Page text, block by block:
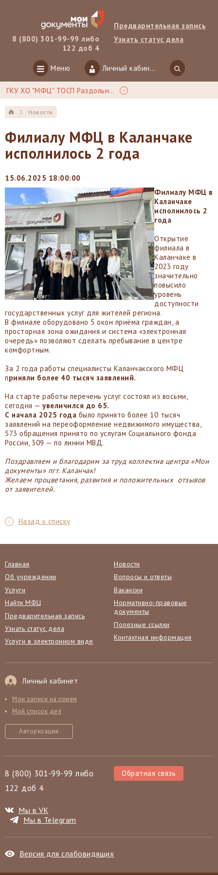
8 (800) 301-99-99 либо
122 доб 4
Предварительная запись
Узнать статус дела
Меню Личный кабинет
ГКУ ХО "МФЦ" ТОСП Раздольное
Новости
Филиалу МФЦ в Каланчаке
исполнилось 2 года
15.06.2025 18:00:00
Филиалу МФЦ в
Каланчаке
исполнилось 2
года
Открытие
филиала в
Каланчаке в
2023 году
значительно
повысило
уровень
доступности
государственных услуг для жителей региона.
В филиале оборудовано 5 окон приёма граждан, а
просторная зона ожидания и система «электронная
очередь» позволяют сделать пребывание в центре
комфортным.
За 2 года работы специалисты Каланчакского МФЦ
приняли более 40 тысяч заявлений.
На старте работы перечень услуг состоял из восьми,
сегодня — увеличился до 65.
С начала 2025 года было принято более 10 тысяч
заявлений на переоформление недвижимого имущества,
573 обращения принято по услугам Социального фонда
России, 309 — по линии МВД.
Поздравляем и благодарим за труд коллектив центра «Мои
документы» пгт. Каланчак!
Желаем процветания, развития и положительных отзывов
от заявителей.
Назад к списку
Главная
Об учреждении
Услуги
Найти МФЦ
Предварительная запись
Узнать статус дела
Услуги в электронном виде
Новости
Вопросы и ответы
Вакансии
Нормативно-правовые
документы
Полезные ссылки
Контактная информация
Личный кабинет
Мои записи на прием
Мой список дел
Авторизация
8 (800) 301-99-99 либо
122 доб 4
Обратная связь
Мы в VK
Мы в Telegram
Версия для слабовидящих